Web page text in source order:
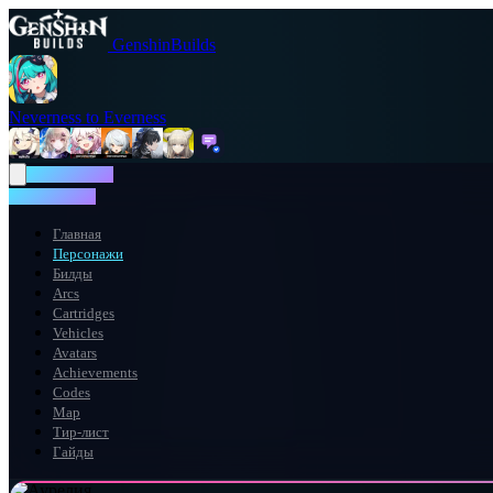
GenshinBuilds
Neverness to Everness
Главная
Персонажи
Билды
Arcs
Cartridges
Vehicles
Avatars
Achievements
Codes
Map
Тир-лист
Гайды